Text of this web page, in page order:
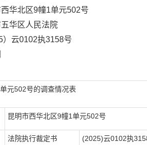
华北区9幢1单元502号
华区人民法院
）云0102执3158号
元502号的调查情况表
昆明市西华北区9幢1单元502号
法院执行裁定书 (2025)云0102执